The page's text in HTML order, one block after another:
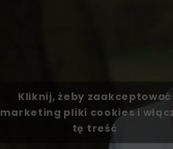
Kliknij, żeby zaakceptować
marketing pliki cookies i
tę treść